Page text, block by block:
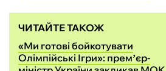
ЧИТАЙТЕ ТАКОЖ
«Ми готові бойкотувати
Олімпійські Ігри»: премʼєр-